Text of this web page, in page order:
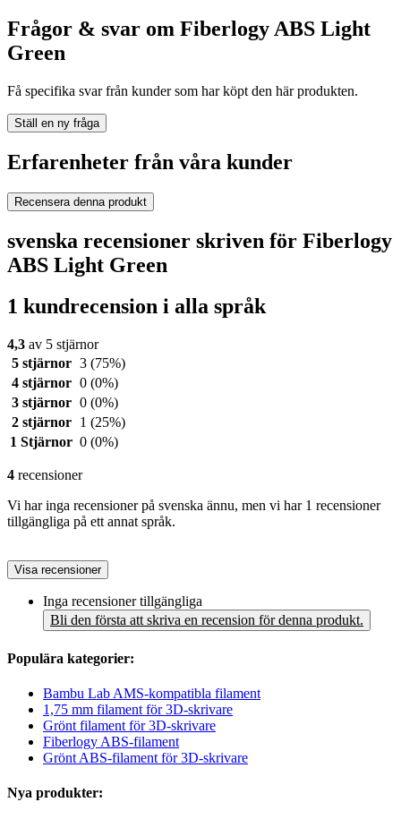
Frågor & svar om Fiberlogy ABS Light
Green
Få specifika svar från kunder som har köpt den här produkten.
Ställ en ny fråga
Erfarenheter från våra kunder
Recensera denna produkt
svenska recensioner skriven för Fiberlogy
ABS Light Green
1 kundrecension i alla språk
4,3 av 5 stjärnor
5 stjärnor 3 (75%)
4 stjärnor 0 (0%)
3 stjärnor 0 (0%)
2 stjärnor
1 (25%)
1 Stjärnor 0 (0%)
4 recensioner
Vi har inga recensioner på svenska ännu, men vi har 1 recensioner
tillgängliga på ett annat språk.
Visa recensioner
Inga recensioner tillgängliga
Bli den första att skriva en recension för denna produkt.
Populära kategorier:
Bambu Lab AMS-kompatibla filament
1,75 mm filament för 3D-skrivare
Grönt filament för 3D-skrivare
Fiberlogy ABS-filament
Grönt ABS-filament för 3D-skrivare
Nya produkter: